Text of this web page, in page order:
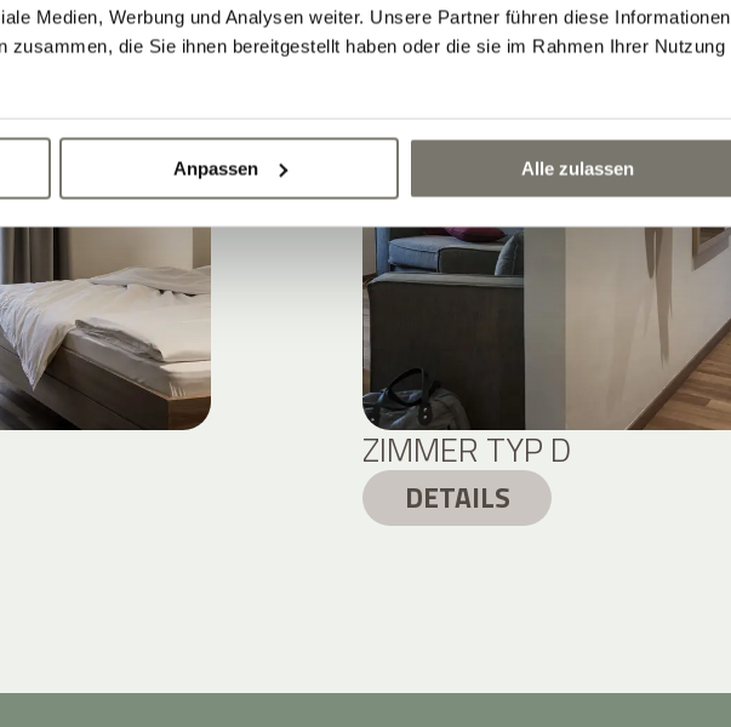
Medien, Werbung und Analysen weiter. Unsere Partner führen diese Informationen
zusammen, die Sie ihnen bereitgestellt haben oder die sie im Rahmen Ihrer Nutzung
Anpassen Alle zulassen
ZIMMER TYP D
DETAILS